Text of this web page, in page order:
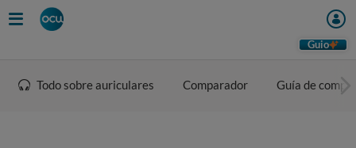
Guio
Todo sobre auriculares Comparador Guía de